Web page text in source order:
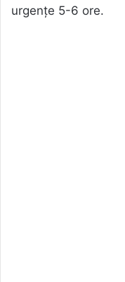
urgențe 5-6 ore.